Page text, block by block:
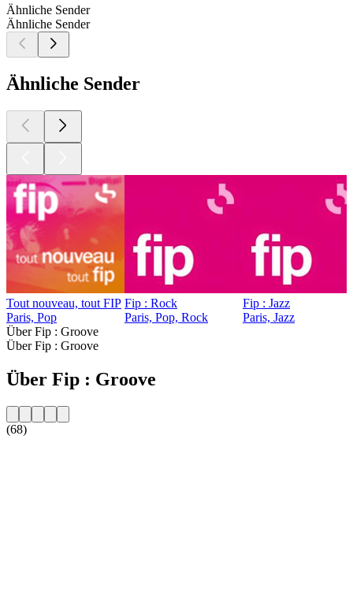
Ähnliche Sender
Ähnliche Sender
Ähnliche Sender
Tout nouveau, tout FIP
Paris, Pop
Fip : Rock
Paris, Pop, Rock
Fip : Jazz
Paris, Jazz
Über Fip : Groove
Über Fip : Groove
Über Fip : Groove
(68)